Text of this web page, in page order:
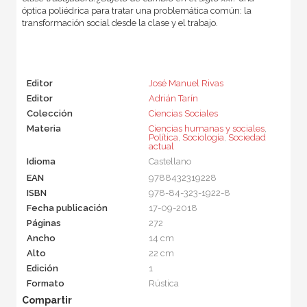
óptica poliédrica para tratar una problemática común: la
transformación social desde la clase y el trabajo.
Editor
José Manuel Rivas
Editor
Adrián Tarín
Colección
Ciencias Sociales
Materia
Ciencias humanas y sociales,
Política, Sociología, Sociedad
actual
Idioma
Castellano
EAN
9788432319228
ISBN
978-84-323-1922-8
Fecha publicación
17-09-2018
Páginas
272
Ancho
14 cm
Alto
22 cm
Edición
1
Formato
Rústica